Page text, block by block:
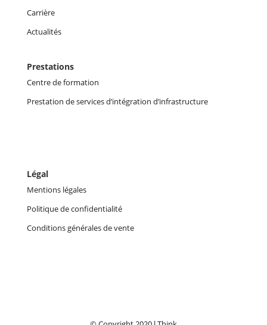
Carrière
Actualités
Prestations
Centre de formation
Prestation de services d’intégration d’infrastructure
Légal
Mentions légales
Politique de confidentialité
Conditions générales de vente